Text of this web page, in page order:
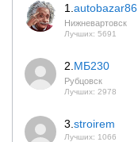
1. autobazar86
Нижневартовск
Лучших: 5691
2. МБ230
Рубцовск
Лучших: 2978
3. stroirem
Лучших: 1066